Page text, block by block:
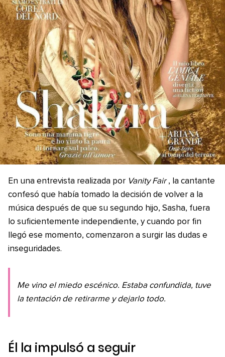
En una entrevista realizada por Vanity Fair , la cantante
confesó que había tomado la decisión de volver a la
música después de que su segundo hijo, Sasha, fuera
lo suficientemente independiente, y cuando por fin
llegó ese momento, comenzaron a surgir las dudas e
inseguridades.
Me vino el miedo escénico. Estaba confundida, tuve
la tentación de retirarme y dejarlo todo.
Él la impulsó a seguir